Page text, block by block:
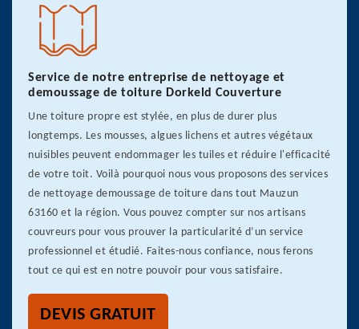
Service de notre entreprise de nettoyage et
demoussage de toiture Dorkeld Couverture
Une toiture propre est stylée, en plus de durer plus
longtemps. Les mousses, algues lichens et autres végétaux
nuisibles peuvent endommager les tuiles et réduire l'efficacité
de votre toit. Voilà pourquoi nous vous proposons des services
de nettoyage demoussage de toiture dans tout Mauzun
63160 et la région. Vous pouvez compter sur nos artisans
couvreurs pour vous prouver la particularité d’un service
professionnel et étudié. Faites-nous confiance, nous ferons
tout ce qui est en notre pouvoir pour vous satisfaire.
DEVIS GRATUIT